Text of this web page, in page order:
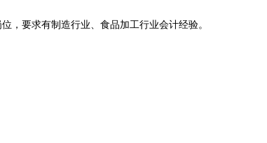
，要求有制造行业、食品加工行业会计经验。